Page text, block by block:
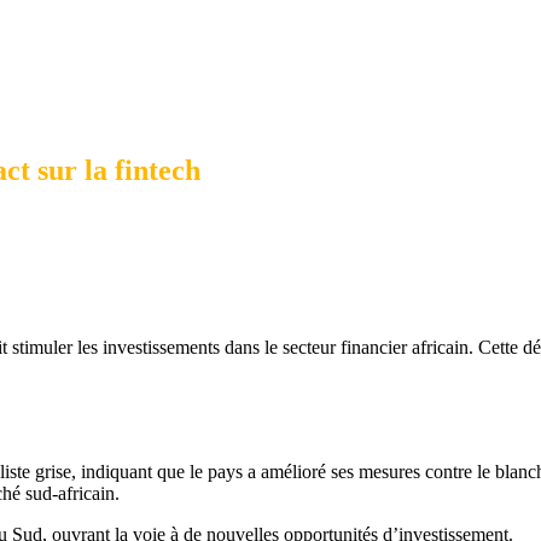
sur la fintech
les investissements dans le secteur financier africain. Cette
grise, indiquant que le pays a amélioré ses mesures contre le
sud-africain.
ouvrant la voie à de nouvelles opportunités d’investissement.